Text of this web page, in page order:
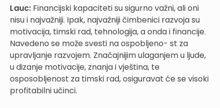
Lauc: Financijski kapaciteti su sigurno važni, ali oni
nisu i najvažniji. Ipak, najvažniji čimbenici razvoja su
motivacija, timski rad, tehnologija, a onda i financije.
Navedeno se može svesti na ospobljeno- st za
upravljanje razvojem. Značajnijim ulaganjem u ljude,
u dizanje motivacije, znanja i vještina, te
osposobljenost za timski rad, osiguravat će se visoki
profitabilni učinci.